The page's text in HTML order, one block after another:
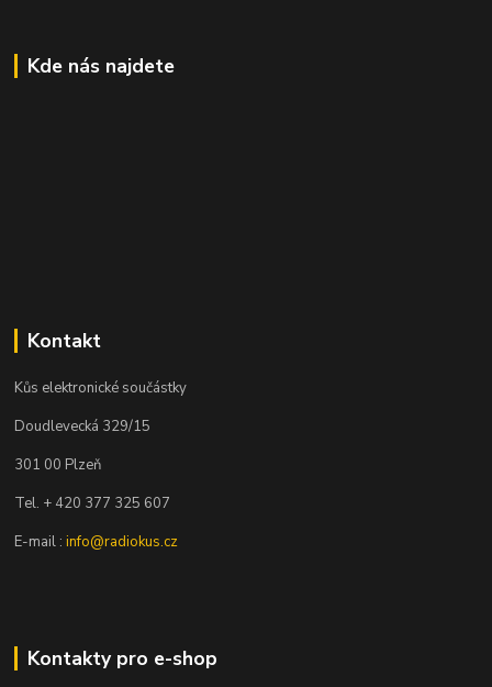
Kde nás najdete
Kontakt
Kůs elektronické součástky
Doudlevecká 329/15
301 00 Plzeň
Tel. + 420 377 325 607
E-mail :info@radiokus.cz
Kontakty pro e-shop